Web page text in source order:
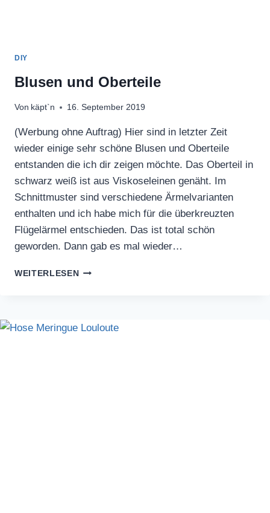
DIY
Blusen und Oberteile
Von käpt`n 16. September 2019
(Werbung ohne Auftrag) Hier sind in letzter Zeit
wieder einige sehr schöne Blusen und Oberteile
entstanden die ich dir zeigen möchte. Das Oberteil in
schwarz weiß ist aus Viskoseleinen genäht. Im
Schnittmuster sind verschiedene Ärmelvarianten
enthalten und ich habe mich für die überkreuzten
Flügelärmel entschieden. Das ist total schön
geworden. Dann gab es mal wieder…
WEITERLESENBLUSEN